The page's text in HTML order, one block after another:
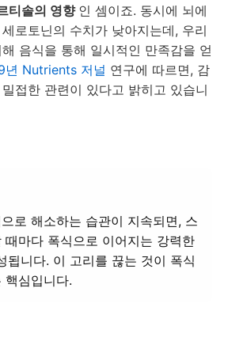
티솔의 영향 인 셈이죠. 동시에 뇌에
로토닌의 수치가 낮아지는데, 우리
음식을 통해 일시적인 만족감을 얻
년 Nutrients 저널 연구에 따르면, 감
접한 관련이 있다고 밝히고 있습니
로 해소하는 습관이 지속되면, 스
때마다 폭식으로 이어지는 강력한
됩니다. 이 고리를 끊는 것이 폭식
핵심입니다.